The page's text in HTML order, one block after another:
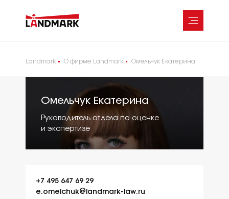
Команда
Проекты
Пресс-центр
Контакты
Коммерческая недвижимость
Несостоятельность,
банкротство
Услуги частным лицам
Landmark О фирме Landmark Омельчук Екатерина
Омельчук Екатерина
Руководитель отдела по оценке
и экспертизе
+7 495 647 69 29
e.omelchuk@landmark-law.ru